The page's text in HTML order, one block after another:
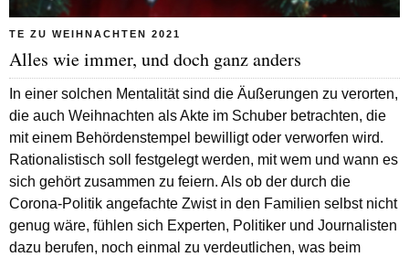
TE ZU WEIHNACHTEN 2021
Alles wie immer, und doch ganz anders
In einer solchen Mentalität sind die Äußerungen zu verorten,
die auch Weihnachten als Akte im Schuber betrachten, die
mit einem Behördenstempel bewilligt oder verworfen wird.
Rationalistisch soll festgelegt werden, mit wem und wann es
sich gehört zusammen zu feiern. Als ob der durch die
Corona-Politik angefachte Zwist in den Familien selbst nicht
genug wäre, fühlen sich Experten, Politiker und Journalisten
dazu berufen, noch einmal zu verdeutlichen, was beim